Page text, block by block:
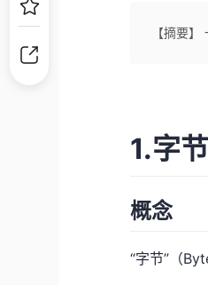
【摘要
1.字节
概念
“字节”（